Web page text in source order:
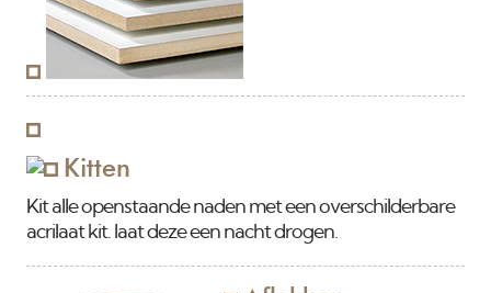
Kitten
Kit alle openstaande naden met een overschilderbare
acrilaat kit. laat deze een nacht drogen.